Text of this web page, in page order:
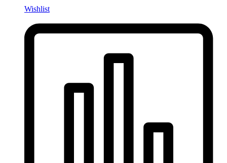
Wishlist